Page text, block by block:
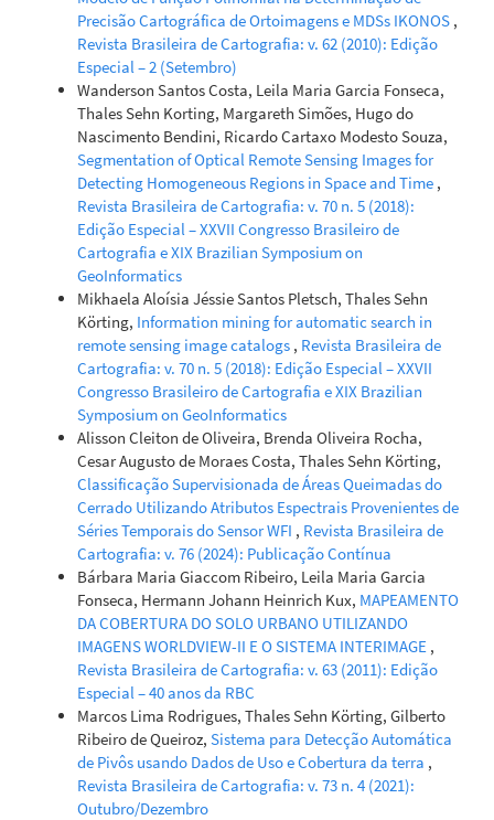
Precisão Cartográfica de Ortoimagens e MDSs IKONOS ,
Revista Brasileira de Cartografia: v. 62 (2010): Edição
Especial – 2 (Setembro)
Wanderson Santos Costa, Leila Maria Garcia Fonseca,
Thales Sehn Korting, Margareth Simões, Hugo do
Nascimento Bendini, Ricardo Cartaxo Modesto Souza,
Segmentation of Optical Remote Sensing Images for
Detecting Homogeneous Regions in Space and Time ,
Revista Brasileira de Cartografia: v. 70 n. 5 (2018):
Edição Especial – XXVII Congresso Brasileiro de
Cartografia e XIX Brazilian Symposium on
GeoInformatics
Mikhaela Aloísia Jéssie Santos Pletsch, Thales Sehn
Körting, Information mining for automatic search in
remote sensing image catalogs , Revista Brasileira de
Cartografia: v. 70 n. 5 (2018): Edição Especial – XXVII
Congresso Brasileiro de Cartografia e XIX Brazilian
Symposium on GeoInformatics
Alisson Cleiton de Oliveira, Brenda Oliveira Rocha,
Cesar Augusto de Moraes Costa, Thales Sehn Körting,
Classificação Supervisionada de Áreas Queimadas do
Cerrado Utilizando Atributos Espectrais Provenientes de
Séries Temporais do Sensor WFI , Revista Brasileira de
Cartografia: v. 76 (2024): Publicação Contínua
Bárbara Maria Giaccom Ribeiro, Leila Maria Garcia
Fonseca, Hermann Johann Heinrich Kux, MAPEAMENTO
DA COBERTURA DO SOLO URBANO UTILIZANDO
IMAGENS WORLDVIEW-II E O SISTEMA INTERIMAGE ,
Revista Brasileira de Cartografia: v. 63 (2011): Edição
Especial – 40 anos da RBC
Marcos Lima Rodrigues, Thales Sehn Körting, Gilberto
Ribeiro de Queiroz, Sistema para Detecção Automática
de Pivôs usando Dados de Uso e Cobertura da terra ,
Revista Brasileira de Cartografia: v. 73 n. 4 (2021):
Outubro/Dezembro